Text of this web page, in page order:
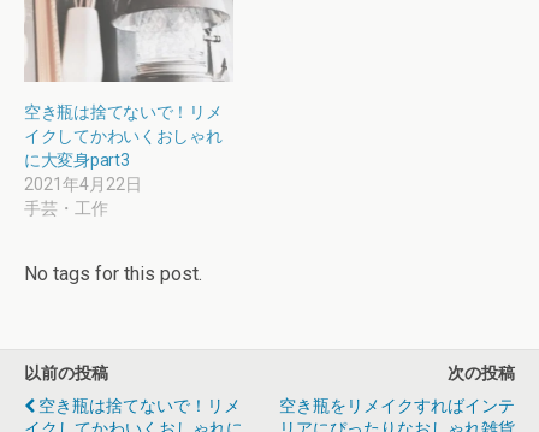
空き瓶は捨てないで！リメ
イクしてかわいくおしゃれ
に大変身part3
2021年4月22日
手芸・工作
No tags for this post.
以前の投稿
空き瓶は捨てないで！リメ
次の投稿
空き瓶をリメイクすればインテ